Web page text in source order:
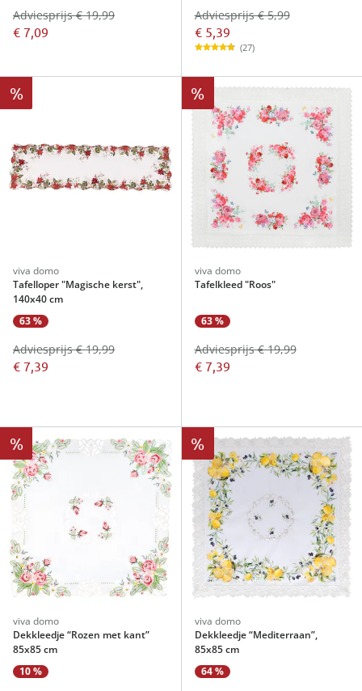
€ 7,09
Adviesprijs € 19,99
€ 5,39
Adviesprijs € 5,99
(27)
%
viva domo
Tafelloper "Magische kerst",
140x40 cm
63 %
€ 7,39
Adviesprijs € 19,99
%
viva domo
Tafelkleed "Roos"
63 %
€ 7,39
Adviesprijs € 19,99
%
viva domo
Dekkleedje “Rozen met kant”
85x85 cm
10 %
%
viva domo
Dekkleedje “Mediterraan”,
85x85 cm
64 %